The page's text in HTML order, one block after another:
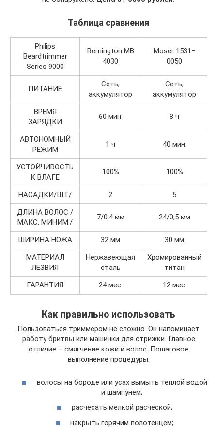
Таблица сравнения
Philips
Beardtrimmer
Series 9000
Remington MB
4030
Moser 1531–
0050
ПИТАНИЕ
Сеть,
аккумулятор
Сеть,
аккумулятор
ВРЕМЯ
ЗАРЯДКИ
60 мин. 8 ч
АВТОНОМНЫЙ
РЕЖИМ
1 ч 40 мин.
УСТОЙЧИВОСТЬ
К ВЛАГЕ
100% 100%
НАСАДКИ/ШТ./ 2
5
ДЛИНА ВОЛОС /
МАКС. МИНИМ./
7/0,4 мм 24/0,5 мм
ШИРИНА НОЖА 32 мм
30 мм
МАТЕРИАЛ
ЛЕЗВИЯ
Нержавеющая
сталь
Хромированный
титан
ГАРАНТИЯ 24 мес. 12 мес.
Как правильно использовать
Пользоваться триммером не сложно. Он напоминает
работу бритвы или машинки для стрижки. Главное
отличие – смягчение кожи и волос. Пошаговое
выполнение процедуры:
волосы на бороде или усах вымыть теплой водой
и шампунем;
расчесать мелкой расческой;
накрыть горячим полотенцем;